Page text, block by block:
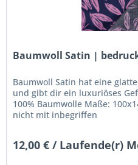
Baumwoll Satin |
Baumwoll Satin hat eine
und gibt dir ein luxuriöses
100% Baumwolle Maße:
nicht mit inbegriffen
12,00 € / Laufende(r)